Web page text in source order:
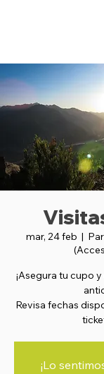
mar, 24 feb
  |
¡Asegura tu cupo
Revisa fechas
¡Lo